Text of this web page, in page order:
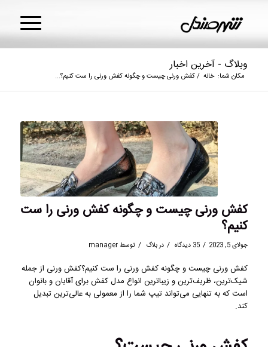
وبلاگ - آخرین اخبار
مکان شما: خانه /کفش ورنی چیست و چگونه کفش ورنی را ست کنیم؟...
کفش ورنی چیست و چگونه کفش ورنی را ست
کنیم؟
جولای 5, 2023 / 35 دیدگاه / دربلاگ / توسط manager
کفش ورنی چیست و چگونه کفش ورنی را ست کنیم؟کفش ورنی از جمله
شیک‌ترین، ظریف‌ترین و زیباترین انواع مدل کفش برای آقایان و بانوان
است که به تنهایی می‌تواند تیپ شما را از معمولی به عالی‌ترین تبدیل
کند.